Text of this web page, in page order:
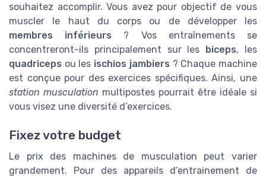
souhaitez accomplir. Vous avez pour objectif de vous
muscler le haut du corps ou de développer les
membres inférieurs ? Vos entraînements se
concentreront-ils principalement sur les biceps, les
quadriceps ou les ischios jambiers ? Chaque machine
est conçue pour des exercices spécifiques. Ainsi, une
station musculation multipostes pourrait être idéale si
vous visez une diversité d’exercices.
Fixez votre budget
Le prix des machines de musculation peut varier
grandement. Pour des appareils d’entrainement de